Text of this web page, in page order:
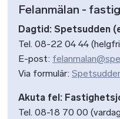
Felanmälan -
Dagtid: Spetsudden
Tel. 08-22 04 44
E-post:
Via formulär:
Akuta fel:
Tel. 08-18 70 00